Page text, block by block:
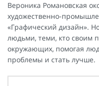
Вероника Романовская
художественно-
«Графический дизайн».
людьми, теми, кто своим
окружающих, помогая
проблемы и стать лучше.